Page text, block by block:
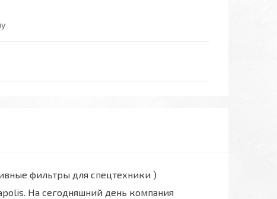
фильтры для спецтехники )
На сегодняшний день компания